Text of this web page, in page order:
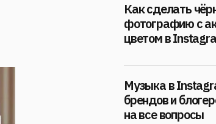
Как сделать
фотографию с
цветом в
Музыка в
брендов и
на все вопросы